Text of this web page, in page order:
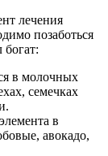
лечения
позаботься
в молочных
семечках
в
авокадо,